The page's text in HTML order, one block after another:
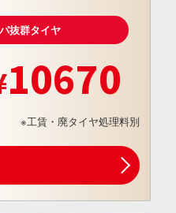
抜群タイヤ
10670
※工賃・廃タイヤ処理料別